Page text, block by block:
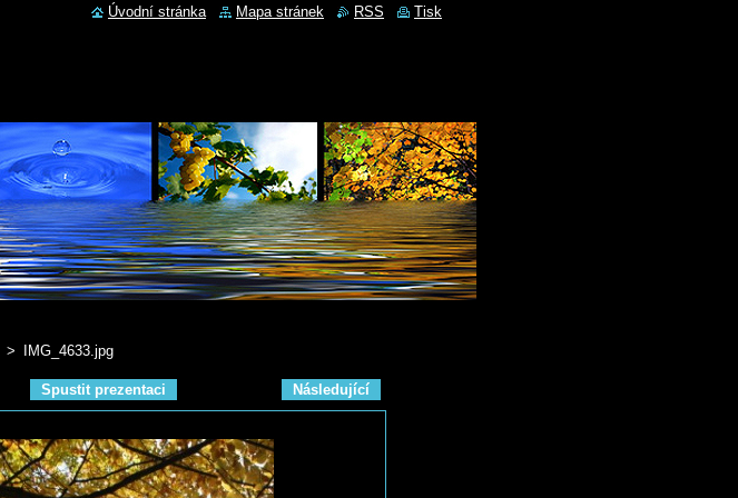
> IMG_4633.jpg
Spustit prezentaci Následující
Úvodní stránka Mapa stránek RSS Tisk